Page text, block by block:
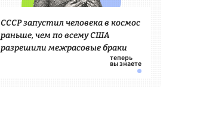
СССР запустил человека в космос
раньше, чем по всему США
разрешили межрасовые браки